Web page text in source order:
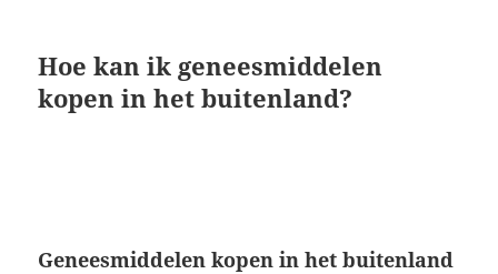
Hoe kan ik geneesmiddelen
kopen in het buitenland?
Geneesmiddelen kopen in het buitenland